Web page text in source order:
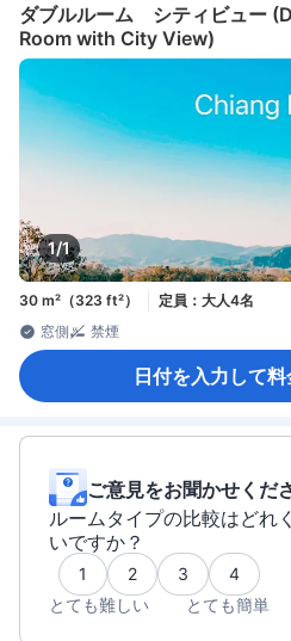
ダブルルーム シティビュー
Room with City View)
1/1
30 m²（323 ft²）
定員：大人4名
窓側
禁煙
日付を入力して
ご意見をお聞かせくだ
ルームタイプの比較はどれ
いですか？
1 2 3
4
とても難しい
とても簡単